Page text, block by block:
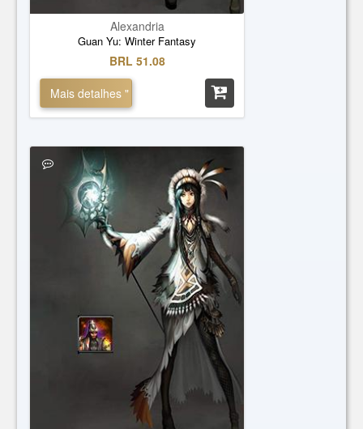
Alexandria
Guan Yu: Winter Fantasy
BRL 51.08
Mais detalhes "